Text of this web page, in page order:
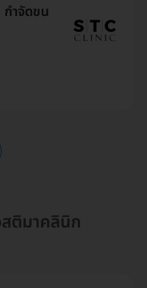
ำจัดขน
ติมาคลินิก